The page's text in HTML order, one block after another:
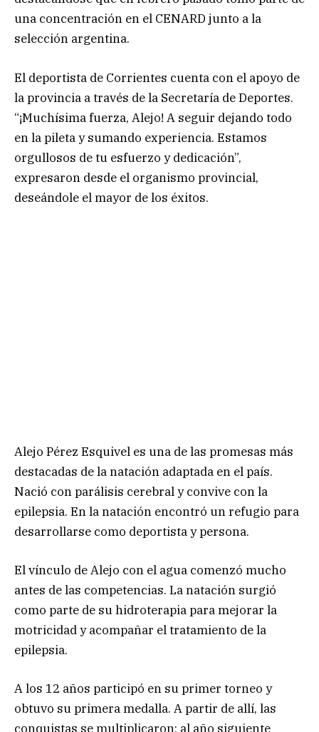
una concentración en el CENARD junto a la
selección argentina.
El deportista de Corrientes cuenta con el apoyo de
la provincia a través de la Secretaría de Deportes.
“¡Muchísima fuerza, Alejo! A seguir dejando todo
en la pileta y sumando experiencia. Estamos
orgullosos de tu esfuerzo y dedicación”,
expresaron desde el organismo provincial,
deseándole el mayor de los éxitos.
Alejo Pérez Esquivel es una de las promesas más
destacadas de la natación adaptada en el país.
Nació con parálisis cerebral y convive con la
epilepsia. En la natación encontró un refugio para
desarrollarse como deportista y persona.
El vínculo de Alejo con el agua comenzó mucho
antes de las competencias. La natación surgió
como parte de su hidroterapia para mejorar la
motricidad y acompañar el tratamiento de la
epilepsia.
A los 12 años participó en su primer torneo y
obtuvo su primera medalla. A partir de allí, las
conquistas se multiplicaron: al año siguiente